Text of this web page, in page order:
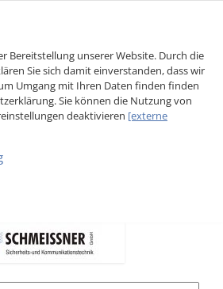
Bereitstellung unserer Website. Durch die
Sie sich damit einverstanden, dass wir
Umgang mit Ihren Daten finden finden
Sie können die Nutzung von
deaktivieren [externe